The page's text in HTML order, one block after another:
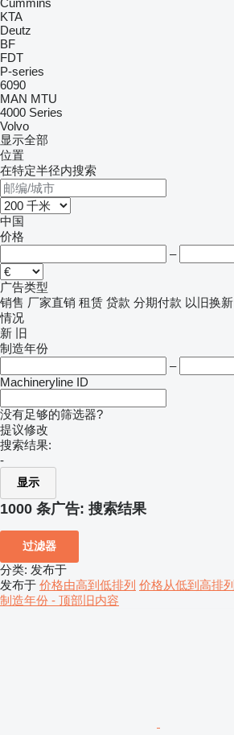
Cummins
KTA
Deutz
BF
FDT
P-series
6090
MAN MTU
4000 Series
Volvo
显示全部
位置
在特定半径内搜索
中国
价格
–
广告类型
销售 厂家直销 租赁 贷款 分期付款 以旧换新
情况
新 旧
制造年份
–
Machineryline ID
没有足够的筛选器?
提议修改
搜索结果:
-
显示
1000 条广告: 搜索结果
过滤器
分类: 发布于
发布于 价格由高到低排列 价格从低到高排列
制造年份 - 顶部旧内容